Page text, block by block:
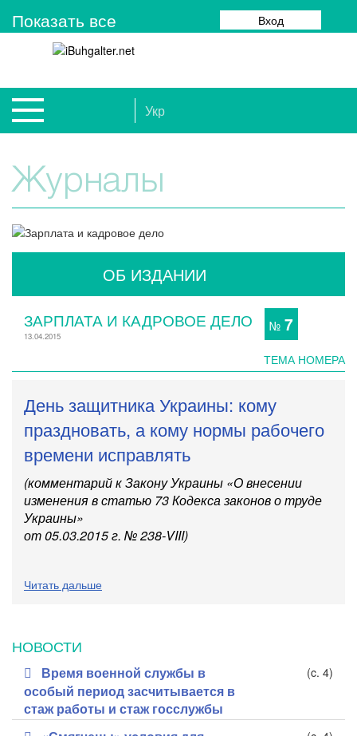
Показать все Вход
Укр
Журналы
ОБ ИЗДАНИИ
ЗАРПЛАТА И КАДРОВОЕ ДЕЛО
13.04.2015
№ 7
ТЕМА НОМЕРА
День защитника Украины: кому
праздновать, а кому нормы рабочего
времени исправлять
(комментарий к Закону Украины «О внесении
изменения в статью 73 Кодекса законов о труде
Украины»
от 05.03.2015 г. № 238-VIII)
Читать дальше
НОВОСТИ
Время военной службы в
особый период засчитывается в
стаж работы и стаж госслужбы
(c. 4)